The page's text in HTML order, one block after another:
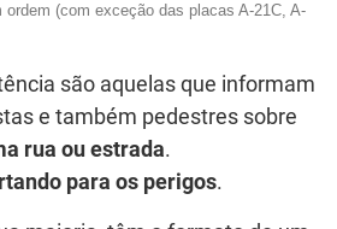
ordem (com exceção das placas A-21C, A-
são aquelas que informam
e também pedestres sobre
rua ou estrada.
para os perigos.